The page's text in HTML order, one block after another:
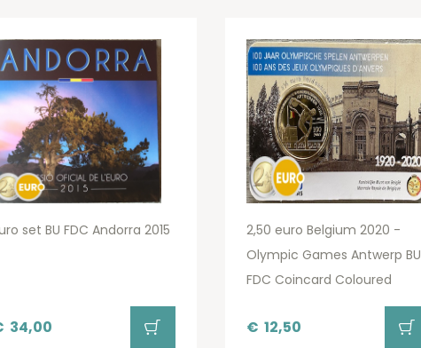
set BU FDC Andorra 2015
34,00
2,50 euro Belgium 2020 -
Olympic Games Antwerp BU
FDC Coincard Coloured
€ 12,50